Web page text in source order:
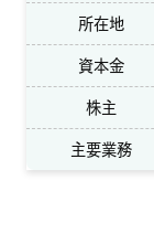
所在地
資本金
株主
主要業務